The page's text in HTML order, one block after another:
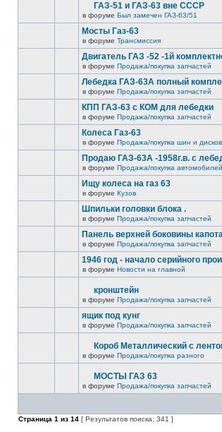
ГАЗ-51 и ГАЗ-63 вне СССР
в форуме Был замечен ГАЗ-63/51
Мосты Газ-63
в форуме Трансмиссия
Двигатель ГАЗ -52 -1й
в форуме Продажа/покупка запчастей
Лебедка ГАЗ-63А полный
в форуме Продажа/покупка запчастей
КПП ГАЗ-63 с КОМ для лебедки
в форуме Продажа/покупка запчастей
Колеса Газ-63
в форуме Продажа/покупка шин и дисков
Продаю ГАЗ-63А -1958г.в. с
в форуме Продажа/покупка автомобилей
Ищу колеса на газ 63
в форуме Кузов
Шпильки головки блока .
в форуме Продажа/покупка запчастей
Панель верхней боковины
в форуме Продажа/покупка запчастей
1946 год - начало серийного
в форуме Новости на главной
кронштейн
в форуме Продажа/покупка запчастей
ящик под кунг
в форуме Продажа/покупка запчастей
Короб Металлический с
в форуме Продажа/покупка разного
МОСТЫ ГАЗ 63
в форуме Продажа/покупка запчастей
Страница 1 из 14 [ Результатов поиска: 341 ]